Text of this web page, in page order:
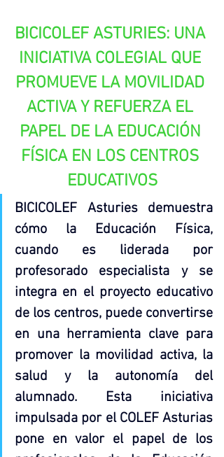
BICICOLEF ASTURIES: UNA
INICIATIVA COLEGIAL QUE
PROMUEVE LA MOVILIDAD
ACTIVA Y REFUERZA EL
PAPEL DE LA EDUCACIÓN
FÍSICA EN LOS CENTROS
EDUCATIVOS
BICICOLEF Asturies demuestra
cómo la Educación Física,
cuando es liderada por
profesorado especialista y se
integra en el proyecto educativo
de los centros, puede convertirse
en una herramienta clave para
promover la movilidad activa, la
salud y la autonomía del
alumnado. Esta iniciativa
impulsada por el COLEF Asturias
pone en valor el papel de los